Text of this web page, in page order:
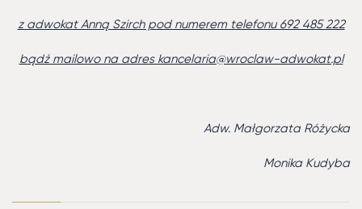
z adwokat Anną Szirch pod numerem telefonu 692 485 222
bądź mailowo na adres kancelaria@wroclaw-adwokat.pl
Adw. Małgorzata Różycka
Monika Kudyba